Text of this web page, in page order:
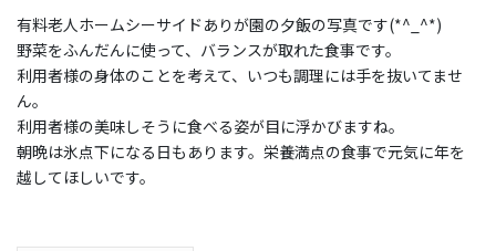
有料老人ホームシーサイドありが園の夕飯の写真です(*^_^*)
野菜をふんだんに使って、バランスが取れた食事です。
利用者様の身体のことを考えて、いつも調理には手を抜いてませ
ん。
利用者様の美味しそうに食べる姿が目に浮かびますね。
朝晩は氷点下になる日もあります。栄養満点の食事で元気に年を
越してほしいです。